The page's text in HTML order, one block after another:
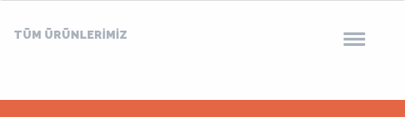
TÜM ÜRÜNLERİMİZ